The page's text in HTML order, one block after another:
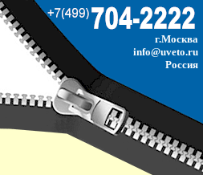
г.Москва
info@uveto.ru
Россия